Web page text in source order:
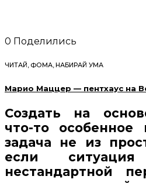
0 Поделились
ЧИТАЙ, ФОМА, НАБИРАЙ УМА
Марио Маццер — пентхаус на
Создать на
что-то
задача не из
если ситуация
нестандартной